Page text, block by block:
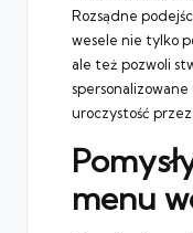
Rozsądne
wesele nie tylko
ale też pozwoli
uroczystość
menu